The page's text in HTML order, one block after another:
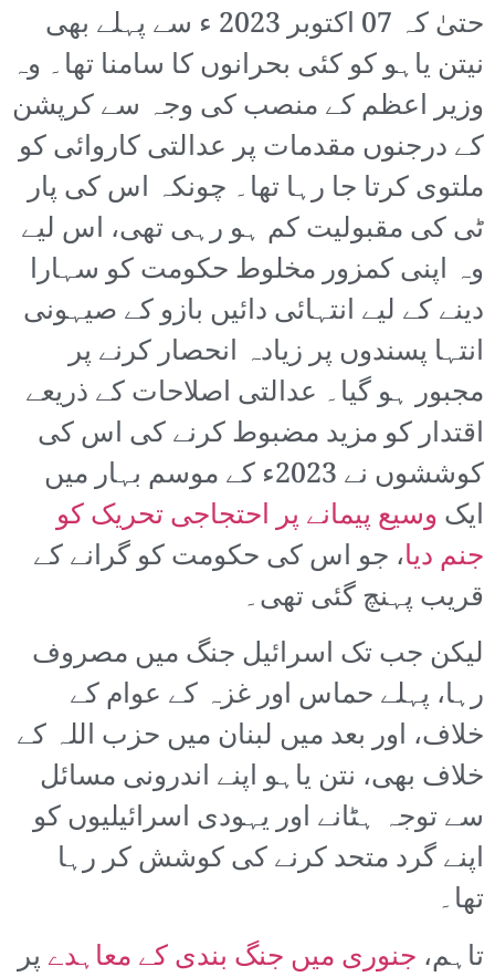
حتیٰ کہ 07 اکتوبر 2023 ء سے پہلے بھی
نیتن یاہو کو کئی بحرانوں کا سامنا تھا۔ وہ
وزیر اعظم کے منصب کی وجہ سے کرپشن
کے درجنوں مقدمات پر عدالتی کاروائی کو
ملتوی کرتا جا رہا تھا۔ چونکہ اس کی پار
ٹی کی مقبولیت کم ہو رہی تھی، اس لیے
وہ اپنی کمزور مخلوط حکومت کو سہارا
دینے کے لیے انتہائی دائیں بازو کے صیہونی
انتہا پسندوں پر زیادہ انحصار کرنے پر
مجبور ہو گیا۔ عدالتی اصلاحات کے ذریعے
اقتدار کو مزید مضبوط کرنے کی اس کی
کوششوں نے 2023ء کے موسم بہار میں
ایکوسیع پیمانے پر احتجاجی تحریک کو
جنم دیا، جو اس کی حکومت کو گرانے کے
قریب پہنچ گئی تھی۔
لیکن جب تک اسرائیل جنگ میں مصروف
رہا، پہلے حماس اور غزہ کے عوام کے
خلاف، اور بعد میں لبنان میں حزب اللہ کے
خلاف بھی، نتن یاہو اپنے اندرونی مسائل
سے توجہ ہٹانے اور یہودی اسرائیلیوں کو
اپنے گرد متحد کرنے کی کوشش کر رہا
تھا۔
تاہم، جنوری میں جنگ بندی کے معاہدےپر